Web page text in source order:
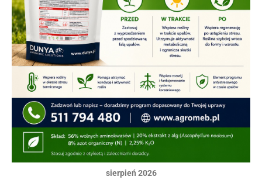
sierpień 2026